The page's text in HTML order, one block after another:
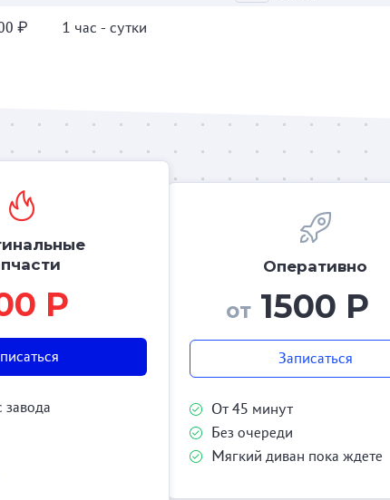
₽ 1 час - сутки
Р
завода
Оперативно
от1500 Р
Записаться
От 45 минут
Без очереди
Мягкий диван пока ждете